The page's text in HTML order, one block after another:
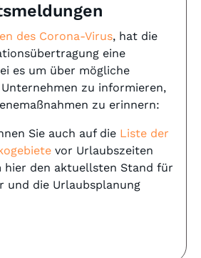
des Corona-Virus, hat die
eine
es um über mögliche
zu informieren,
zu erinnern:
Sie auch auf die Liste der
vor Urlaubszeiten
hier den aktuellsten Stand für
und die Urlaubsplanung